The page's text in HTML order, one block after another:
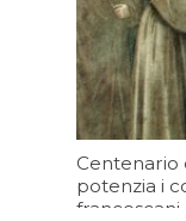
Centenario
potenzia i
francescani